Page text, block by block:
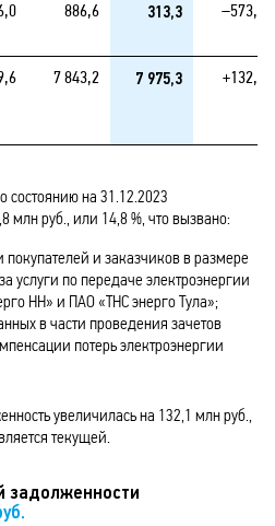
886,6 313,3 –573,3
7 843,2 7 975,3 +132,1
на 31.12.2023
млн руб., или 14,8 %, что вызвано:
и заказчиков в размере
услуги по передаче электроэнергии
НН» и ПАО «ТНС энерго Тула»;
в части проведения зачетов
потерь электро­энергии
увеличилась на 132,1 млн руб.,
текущей.
задолженности